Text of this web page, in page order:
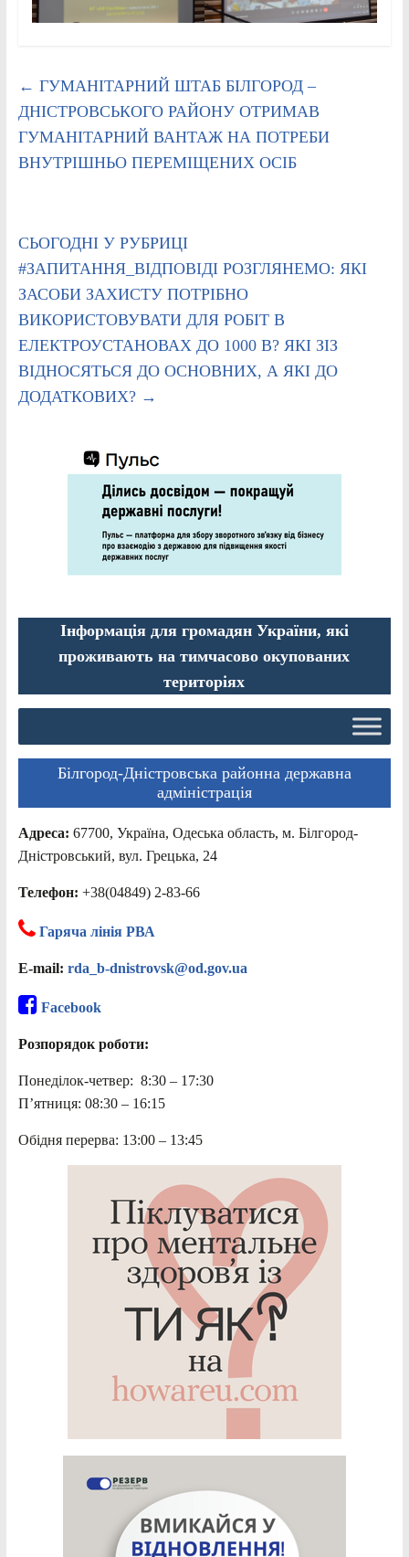
← ГУМАНІТАРНИЙ ШТАБ БІЛГОРОД –
ДНІСТРОВСЬКОГО РАЙОНУ ОТРИМАВ
ГУМАНІТАРНИЙ ВАНТАЖ НА ПОТРЕБИ
ВНУТРІШНЬО ПЕРЕМІЩЕНИХ ОСІБ
СЬОГОДНІ У РУБРИЦІ
#ЗАПИТАННЯ_ВІДПОВІДІ РОЗГЛЯНЕМО: ЯКІ
ЗАСОБИ ЗАХИСТУ ПОТРІБНО
ВИКОРИСТОВУВАТИ ДЛЯ РОБІТ В
ЕЛЕКТРОУСТАНОВАХ ДО 1000 В? ЯКІ ЗІЗ
ВІДНОСЯТЬСЯ ДО ОСНОВНИХ, А ЯКІ ДО
ДОДАТКОВИХ? →
Інформація для громадян України, які
проживають на тимчасово окупованих
територіях
Білгород-Дністровська районна державна
адміністрація
Адреса: 67700, Україна, Одеська область, м. Білгород-
Дністровський, вул. Грецька, 24
Телефон: +38(04849) 2-83-66
Гаряча лінія РВА
E-mail: rda_b-dnistrovsk@od.gov.ua
Facebook
Розпорядок роботи:
Понеділок-четвер: 8:30 – 17:30
П’ятниця: 08:30 – 16:15
Обідня перерва: 13:00 – 13:45